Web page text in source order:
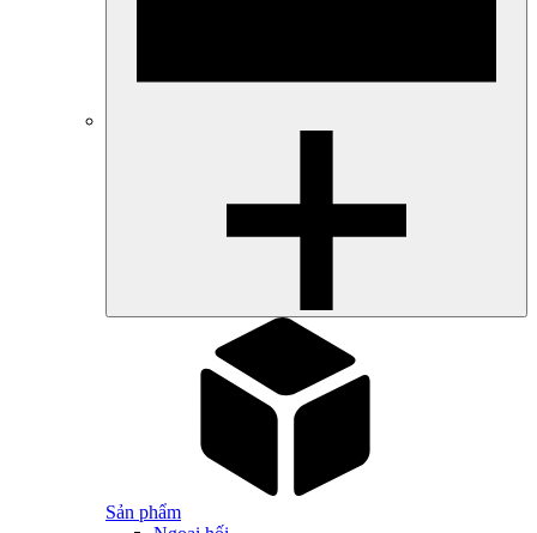
Sản phẩm